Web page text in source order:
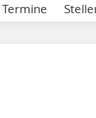
Termine